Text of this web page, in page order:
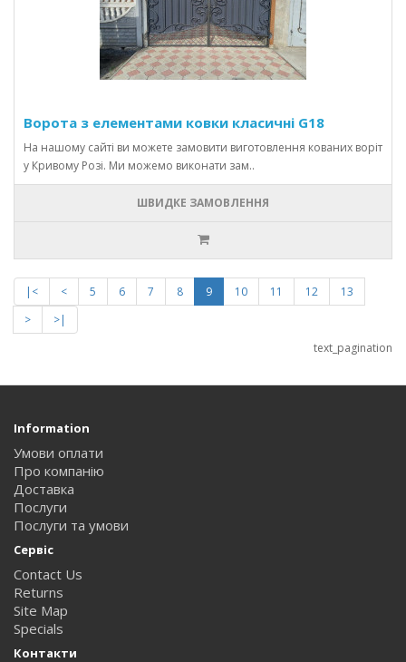
Ворота з елементами ковки класичні G18
На нашому сайті ви можете замовити виготовлення кованих воріт
у Кривому Розі. Ми можемо виконати зам..
ШВИДКЕ ЗАМОВЛЕННЯ
|< < 5 6 7 8 9 10 11 12
13
>
>|
text_pagination
Information
Умови оплати
Про компанію
Доставка
Послуги
Послуги та умови
Сервіс
Contact Us
Returns
Site Map
Specials
Контакти